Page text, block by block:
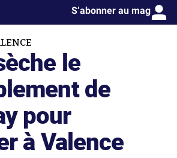
S’abonner au mag
le
de
pour
à Valence